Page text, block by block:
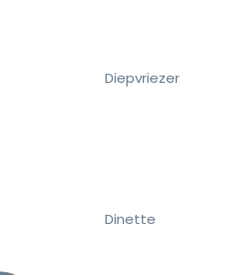
Diepvriezer
Dinette